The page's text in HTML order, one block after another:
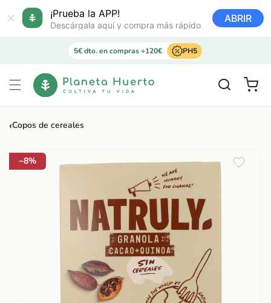
¡Prueba la APP!
Descárgala aquí y compra más rápido
ABRIR
directamente
al contenido
5€ dto. en compras +120€ PH5
Carrito
‹Copos de cereales
a la
información
−8%